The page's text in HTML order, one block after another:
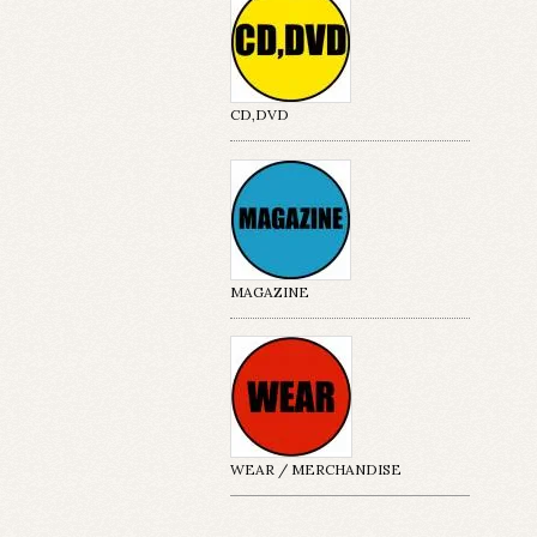
CD,DVD
MAGAZINE
WEAR / MERCHANDISE